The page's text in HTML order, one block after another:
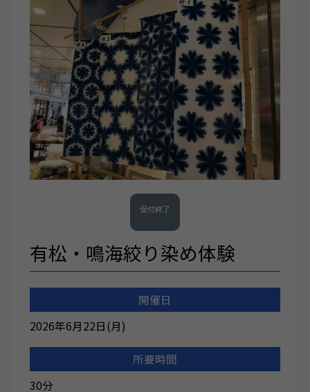
有松・鳴海絞り染め体験
受付終了
開催日
2026年6月22日(月)
所要時間
30分